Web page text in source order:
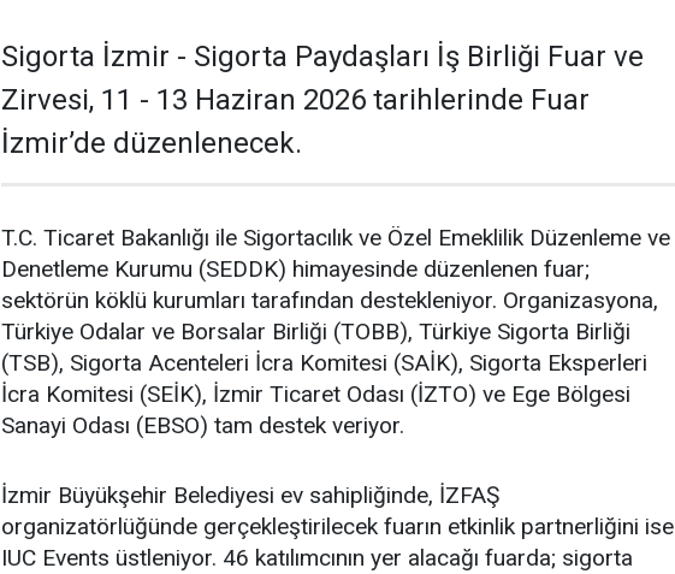
Sigorta İzmir - Sigorta Paydaşları İş Birliği Fuar ve
Zirvesi, 11 - 13 Haziran 2026 tarihlerinde Fuar
İzmir’de düzenlenecek.
T.C. Ticaret Bakanlığı ile Sigortacılık ve Özel Emeklilik Düzenleme ve
Denetleme Kurumu (SEDDK) himayesinde düzenlenen fuar;
sektörün köklü kurumları tarafından destekleniyor. Organizasyona,
Türkiye Odalar ve Borsalar Birliği (TOBB), Türkiye Sigorta Birliği
(TSB), Sigorta Acenteleri İcra Komitesi (SAİK), Sigorta Eksperleri
İcra Komitesi (SEİK), İzmir Ticaret Odası (İZTO) ve Ege Bölgesi
Sanayi Odası (EBSO) tam destek veriyor.
İzmir Büyükşehir Belediyesi ev sahipliğinde, İZFAŞ
organizatörlüğünde gerçekleştirilecek fuarın etkinlik partnerliğini ise
IUC Events üstleniyor. 46 katılımcının yer alacağı fuarda; sigorta